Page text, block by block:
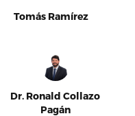
Tomás Ramírez
Dr. Ronald Collazo
Pagán